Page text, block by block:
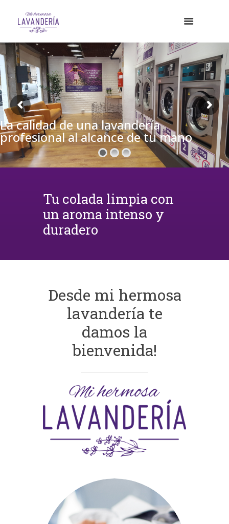
La calidad de una lavandería
profesional al alcance de tu mano
Tu colada limpia con
un aroma intenso y
duradero
Desde mi hermosa
lavandería te
damos la
bienvenida!